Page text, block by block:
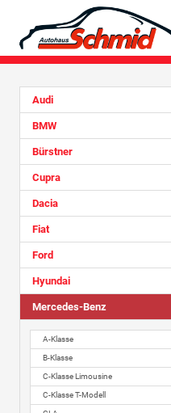
Audi
BMW
Bürstner
Cupra
Dacia
Fiat
Ford
Hyundai
Mercedes-Benz
A-Klasse
B-Klasse
C-Klasse Limousine
C-Klasse T-Modell